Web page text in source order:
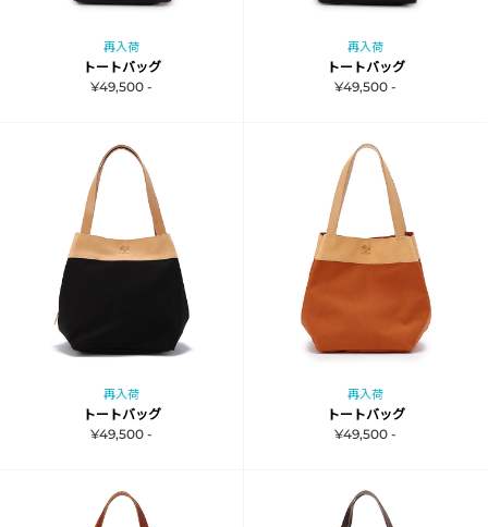
再入荷
トートバッグ
¥49,500 -
再入荷
トートバッグ
¥49,500 -
再入荷
トートバッグ
¥49,500 -
再入荷
トートバッグ
¥49,500 -